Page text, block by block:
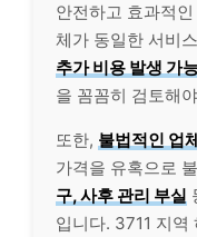
안전하고 효과적
체가 동일한 서비
추가 비용 발생 가
을 꼼꼼히 검토해
또한, 불법적인 업
가격을 유혹으로
구, 사후 관리 부실
입니다. 3711 지역